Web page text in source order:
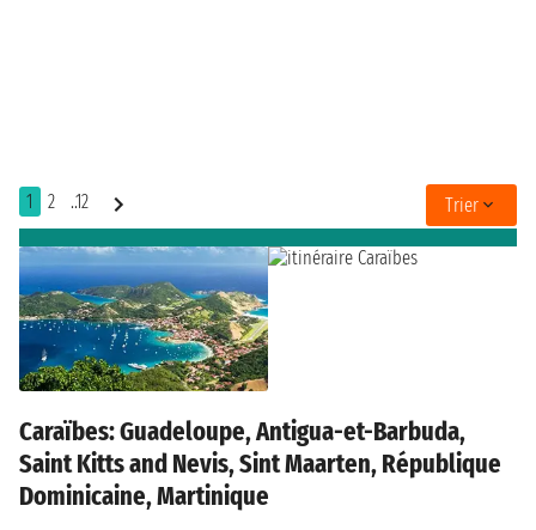
1 2 ..12 Trier
Caraïbes: Guadeloupe, Antigua-et-Barbuda,
Saint Kitts and Nevis, Sint Maarten, République
Dominicaine, Martinique